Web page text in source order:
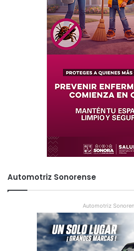
Automotriz Sonorense
Automotriz